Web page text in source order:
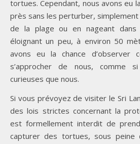
tortues. Cependant, nous avons eu
près sans les perturber,
de la plage ou en nageant dans
éloignant un peu, à environ 50
avons eu la chance d’observer
s’approcher de nous, comme
curieuses que nous.
Si vous prévoyez de visiter le Sri
des lois strictes concernant la
est formellement interdit de
capturer des tortues, sous peine